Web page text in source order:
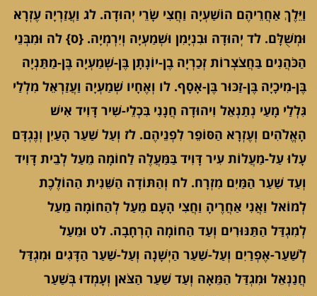
וַיֵּלֶךְ אַחֲרֵיהֶם הוֹשַׁעְיָה וַחֲצִי שָׂרֵי יְהוּדָה. לג וַעֲזַרְיָה עֶזְרָא
וּמְשֻׁלָּם. לד יְהוּדָה וּבִנְיָמִן וּשְׁמַעְיָה וְיִרְמְיָה. {ס} לה וּמִבְּנֵי
הַכֹּהֲנִים בַּחֲצֹצְרוֹת זְכַרְיָה בֶן-יוֹנָתָן בֶּן-שְׁמַעְיָה בֶּן-מַתַּנְיָה
בֶּן-מִיכָיָה בֶּן-זַכּוּר בֶּן-אָסָף. לו וְאֶחָיו שְׁמַעְיָה וַעֲזַרְאֵל מִלְלַי
גִּלְלַי מָעַי נְתַנְאֵל וִיהוּדָה חֲנָנִי בִּכְלֵי-שִׁיר דָּוִיד אִישׁ
הָאֱלֹהִים וְעֶזְרָא הַסּוֹפֵר לִפְנֵיהֶם. לז וְעַל שַׁעַר הָעַיִן וְנֶגְדָּם
עָלוּ עַל-מַעֲלוֹת עִיר דָּוִיד בַּמַּעֲלֶה לַחוֹמָה מֵעַל לְבֵית דָּוִיד
וְעַד שַׁעַר הַמַּיִם מִזְרָח. לח וְהַתּוֹדָה הַשֵּׁנִית הַהוֹלֶכֶת
לְמוֹאל וַאֲנִי אַחֲרֶיהָ וַחֲצִי הָעָם מֵעַל לְהַחוֹמָה מֵעַל
לְמִגְדַּל הַתַּנּוּרִים וְעַד הַחוֹמָה הָרְחָבָה. לט וּמֵעַל
לְשַׁעַר-אֶפְרַיִם וְעַל-שַׁעַר הַיְשָׁנָה וְעַל-שַׁעַר הַדָּגִים וּמִגְדַּל
חֲנַנְאֵל וּמִגְדַּל הַמֵּאָה וְעַד שַׁעַר הַצֹּאן וְעָמְדוּ בְּשַׁעַר